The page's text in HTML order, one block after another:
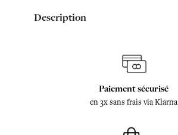
Description
Paiement sécurisé
en 3x sans frais via Klarna